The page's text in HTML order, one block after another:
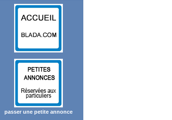
passer une petite annonce